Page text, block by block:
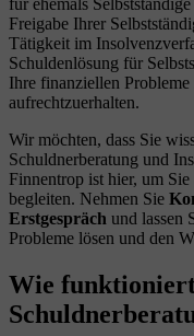
für ehemals
Freigabe Ihrer
Tätigkeit im
Schuldenlösung für
Ihre finanziellen
aufrechtzuerhalten.
Wir möchten, dass Sie
Schuldnerberatung und
Finnentrop ist hier, um
begleiten. Nehmen Sie
Erstgespräch und lassen
Probleme lösen und den
Wie